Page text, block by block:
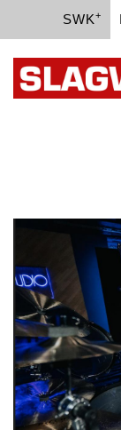
SWK+